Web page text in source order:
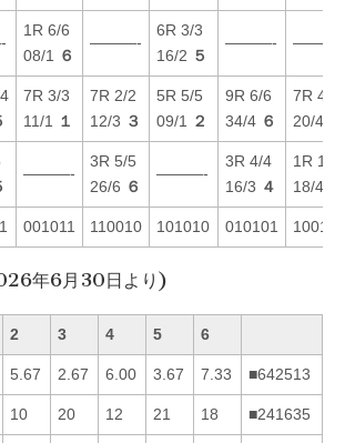
1R 6/6
08/1
６
———-
6R 3/3
16/2 ５
———- ———-
7R 3/3
11/1
１
7R 2/2
12/3 ３
5R 5/5
09/1
２
9R 6/6
34/4 ６
7R 4/4
20/4
———-
3R 5/5
26/6 ６
———-
3R 4/4
16/3 ４
1R 1/1
18/4
001011 110010 101010 010101 100110
年6月30日より)
2 3 4 5 6
5.67 2.67 6.00 3.67 7.33 ■642513
10 20 12 21 18 ■241635